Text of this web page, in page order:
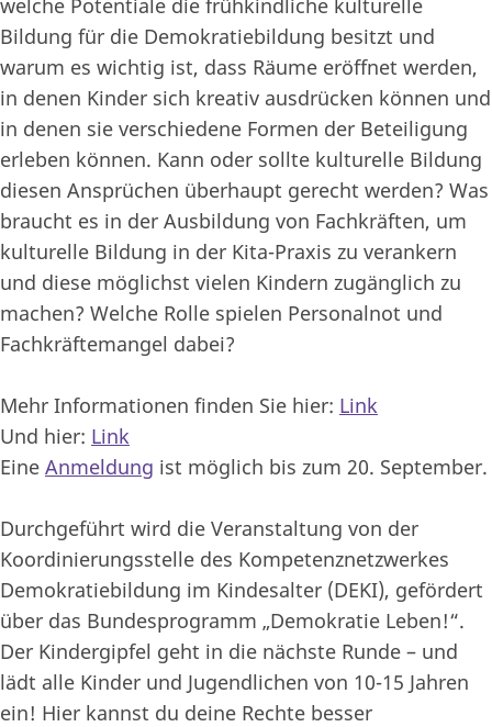
Bildung für die Demokratiebildung besitzt und
warum es wichtig ist, dass Räume eröffnet werden,
in denen Kinder sich kreativ ausdrücken können und
in denen sie verschiedene Formen der Beteiligung
erleben können. Kann oder sollte kulturelle Bildung
diesen Ansprüchen überhaupt gerecht werden? Was
braucht es in der Ausbildung von Fachkräften, um
kulturelle Bildung in der Kita-Praxis zu verankern
und diese möglichst vielen Kindern zugänglich zu
machen? Welche Rolle spielen Personalnot und
Fachkräftemangel dabei?
Mehr Informationen finden Sie hier: Link
Und hier: Link
Eine Anmeldung ist möglich bis zum 20. September.
Durchgeführt wird die Veranstaltung von der
Koordinierungsstelle des Kompetenznetzwerkes
Demokratiebildung im Kindesalter (DEKI), gefördert
über das Bundesprogramm „Demokratie Leben!“.
Der Kindergipfel geht in die nächste Runde – und
lädt alle Kinder und Jugendlichen von 10-15 Jahren
ein! Hier kannst du deine Rechte besser